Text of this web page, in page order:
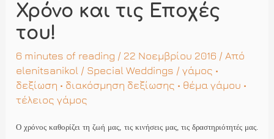
Χρόνο και τις Εποχές
του!
6 minutes of reading / 22 Νοεμβρίου 2016 / Από
elenitsanikol / Special Weddings /γάμος •
δεξίωση • διακόσμηση δεξίωσης • θέμα γάμου •
τέλειος γάμος
Ο χρόνος καθορίζει τη ζωή μας, τις κινήσεις μας, τις δραστηριότητές μας.